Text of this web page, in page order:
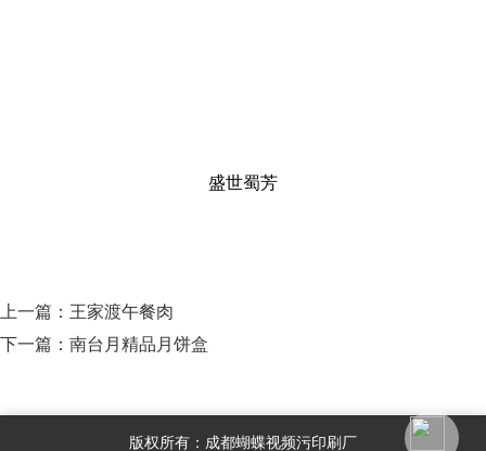
盛世蜀芳
上一篇： 王家渡午餐肉
下一篇： 南台月精品月饼盒
版权所有：成都蝴蝶视频污印刷厂